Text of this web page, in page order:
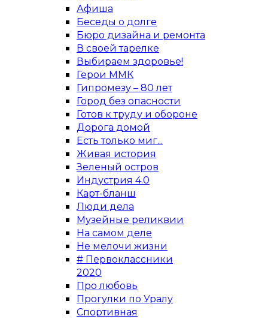
Афиша
Беседы о долге
Бюро дизайна и ремонта
В своей тарелке
Выбираем здоровье!
Герои ММК
Гипромезу – 80 лет
Город без опасности
Готов к труду и обороне
Дорога домой
Есть только миг...
Живая история
Зеленый остров
Индустрия 4.0
Карт-бланш
Люди дела
Музейные реликвии
На самом деле
Не мелочи жизни
# Первоклассники
2020
Про любовь
Прогулки по Уралу
Спортивная